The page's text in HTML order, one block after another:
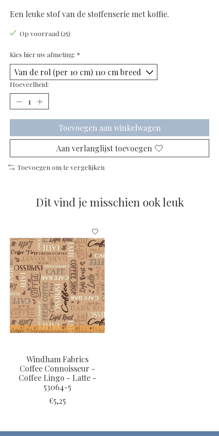
Een leuke stof van de stoffenserie met koffie.
Op voorraad (25)
Kies hier uw afmeting: *
Hoeveelheid:
Toevoegen aan winkelwagen
Aan verlanglijst toevoegen
Toevoegen om te vergelijken
Dit vind je misschien ook leuk
Items van productcarrousel
Windham Fabrics
Coffee Connoisseur -
Coffee Lingo - Latte -
53064-5
€5,25